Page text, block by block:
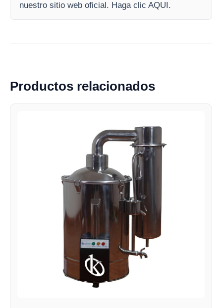
nuestro sitio web oficial. Haga clic AQUI.
Productos relacionados